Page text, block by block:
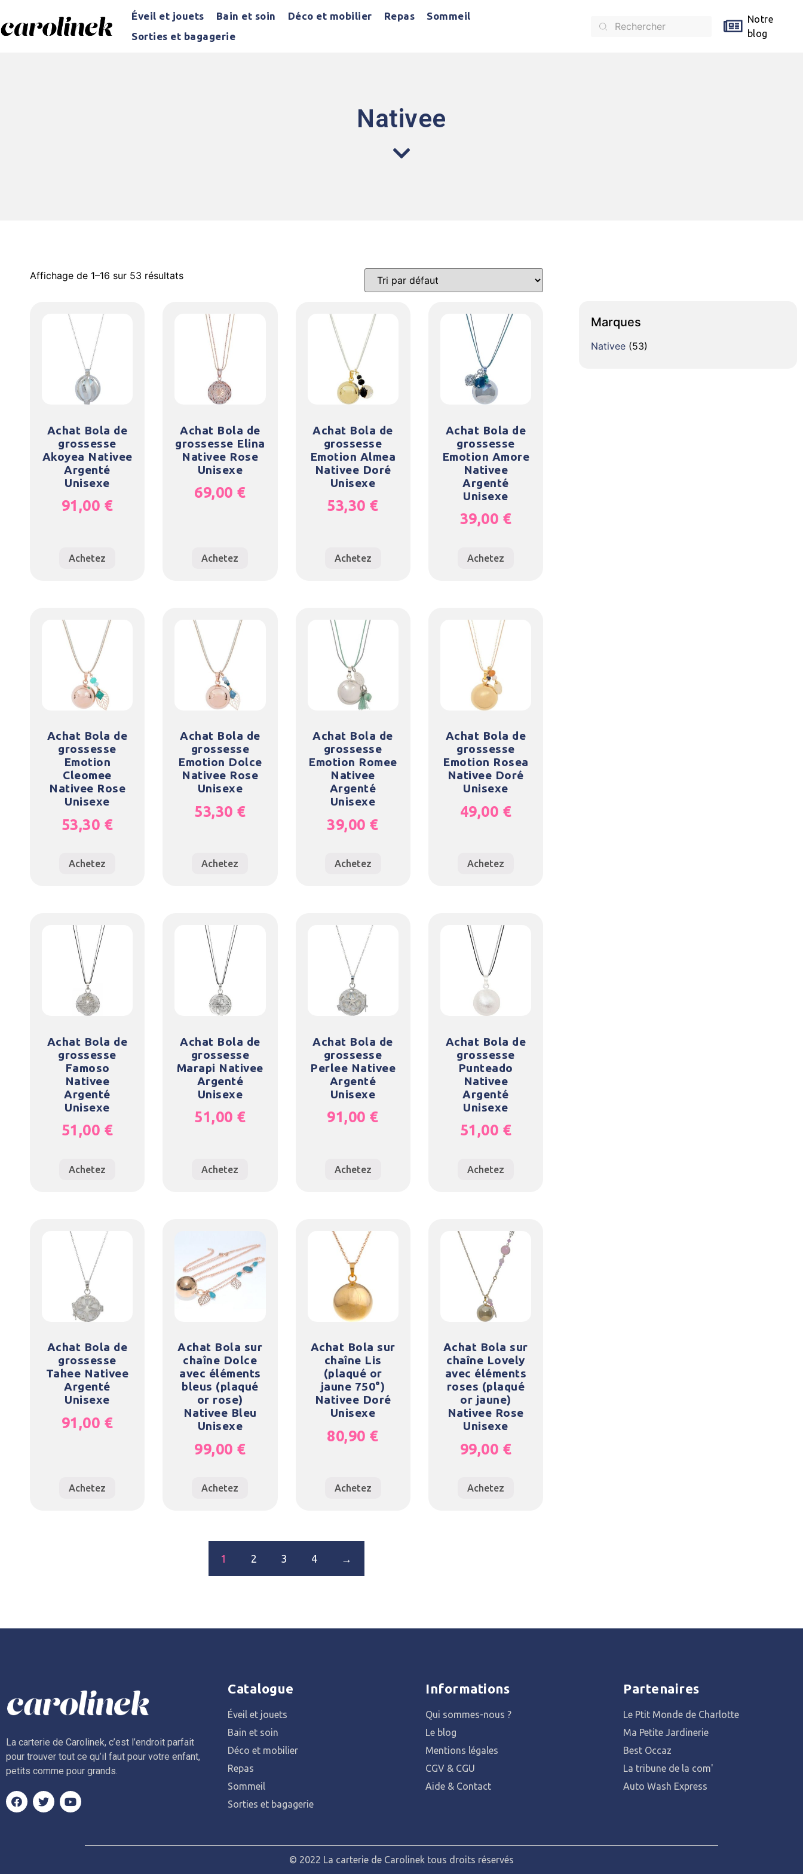
Éveil et jouets Bain et soin Déco et mobilier Repas
Sommeil
Sorties et bagagerie
Notre
blog
Nativee
Affichage de 1–16 sur 53 résultats
Achat Bola de
grossesse
Akoyea Nativee
Argenté
Unisexe
91,00 €
Achetez
Achat Bola de
grossesse Elina
Nativee Rose
Unisexe
69,00 €
Achetez
Achat Bola de
grossesse
Emotion Almea
Nativee Doré
Unisexe
53,30 €
Achetez
Achat Bola de
grossesse
Emotion Amore
Nativee
Argenté
Unisexe
39,00 €
Achetez
Achat Bola de
grossesse
Emotion
Cleomee
Nativee Rose
Unisexe
53,30 €
Achetez
Achat Bola de
grossesse
Emotion Dolce
Nativee Rose
Unisexe
53,30 €
Achetez
Achat Bola de
grossesse
Emotion Romee
Nativee
Argenté
Unisexe
39,00 €
Achetez
Achat Bola de
grossesse
Emotion Rosea
Nativee Doré
Unisexe
49,00 €
Achetez
Achat Bola de
grossesse
Famoso
Nativee
Argenté
Unisexe
51,00 €
Achetez
Achat Bola de
grossesse
Marapi Nativee
Argenté
Unisexe
51,00 €
Achetez
Achat Bola de
grossesse
Perlee Nativee
Argenté
Unisexe
91,00 €
Achetez
Achat Bola de
grossesse
Punteado
Nativee
Argenté
Unisexe
51,00 €
Achetez
Achat Bola de
grossesse
Tahee Nativee
Argenté
Unisexe
91,00 €
Achetez
Achat Bola sur
chaîne Dolce
avec éléments
bleus (plaqué
or rose)
Nativee Bleu
Unisexe
99,00 €
Achetez
Achat Bola sur
chaîne Lis
(plaqué or
jaune 750°)
Nativee Doré
Unisexe
80,90 €
Achetez
Achat Bola sur
chaîne Lovely
avec éléments
roses (plaqué
or jaune)
Nativee Rose
Unisexe
99,00 €
Achetez
1 2 3 4 →
Marques
Nativee (53)
La carterie de Carolinek, c’est l’endroit parfait
pour trouver tout ce qu’il faut pour votre enfant,
petits comme pour grands.
Catalogue
Éveil et jouets
Bain et soin
Déco et mobilier
Repas
Sommeil
Sorties et bagagerie
Informations
Qui sommes-nous ?
Le blog
Mentions légales
CGV & CGU
Aide & Contact
Partenaires
Le Ptit Monde de Charlotte
Ma Petite Jardinerie
Best Occaz
La tribune de la com'
Auto Wash Express
© 2022 La carterie de Carolinek tous droits réservés